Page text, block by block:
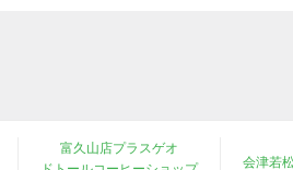
富久山店プラスゲオ
会津若